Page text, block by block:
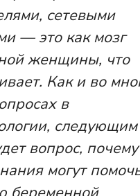
сетевыми
— это как мозг
женщины, что
Как и во
в
следующим
вопрос,
могут